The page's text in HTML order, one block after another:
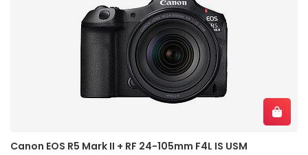
Canon EOS R5 Mark II + RF 24-105mm F4L IS USM